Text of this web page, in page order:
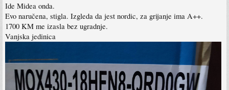
Ide Midea onda.
Evo naručena, stigla. Izgleda da jest nordic, za grijanje ima A++.
1700 KM me izasla bez ugradnje.
Vanjska jedinica